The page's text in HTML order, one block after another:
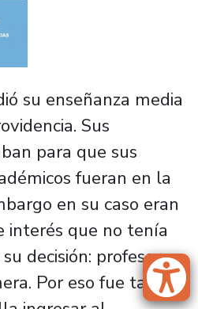
su enseñanza media
Sus
para que sus
fueran en la
en su caso eran
interés que no tenía
decisión: profesora,
Por eso fue tan